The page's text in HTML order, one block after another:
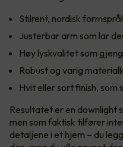
Stilrent, nordisk
Justerbar arm som lar
Høy lyskvalitet som
Robust og varig
Hvit eller sort finish, som
Resultatet er en downlight
men som faktisk tilfører
detaljene i et hjem – du